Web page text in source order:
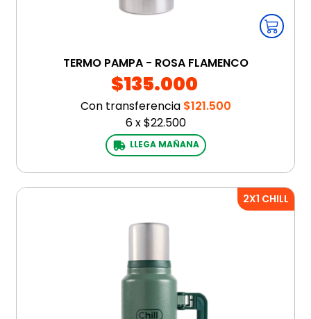
TERMO PAMPA - ROSA FLAMENCO
$135.000
Con transferencia $121.500
6x$22.500
LLEGA MAÑANA
2X1 CHILL